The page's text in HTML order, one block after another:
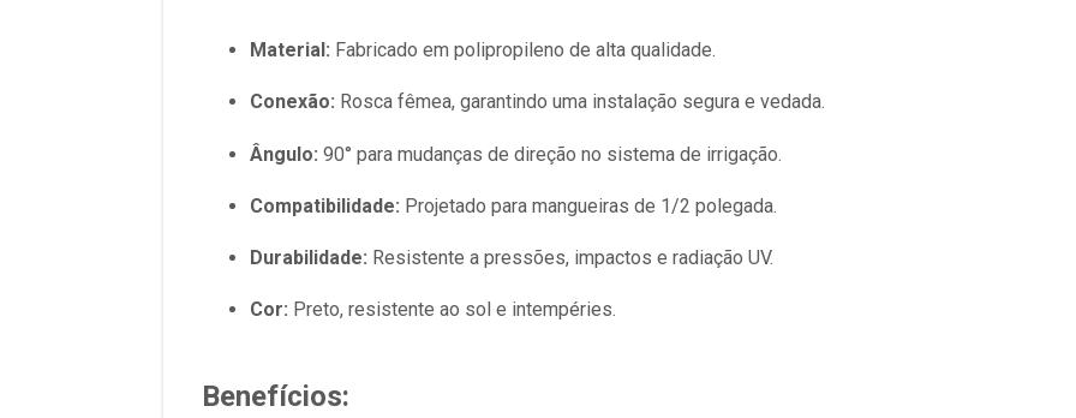
Material: Fabricado em polipropileno de alta qualidade.
Conexão: Rosca fêmea, garantindo uma instalação segura e vedada.
Ângulo: 90° para mudanças de direção no sistema de irrigação.
Compatibilidade: Projetado para mangueiras de 1/2 polegada.
Durabilidade: Resistente a pressões, impactos e radiação UV.
Cor: Preto, resistente ao sol e intempéries.
Benefícios: